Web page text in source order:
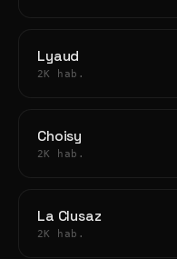
Lyaud
2K hab.
Choisy
2K hab.
La Clusaz
2K hab.